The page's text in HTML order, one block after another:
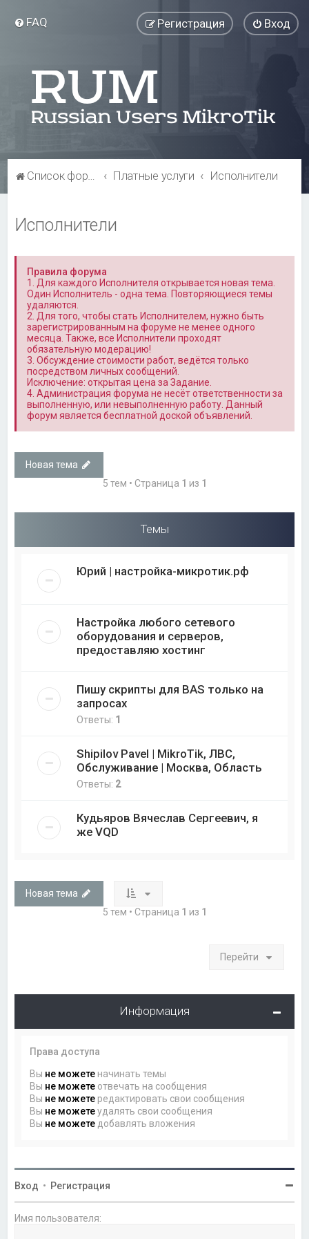
FAQ Вход
Регистрация
Список форумов Платные услуги Исполнители
Исполнители
Правила форума
1. Для каждого Исполнителя открывается новая тема.
Один Исполнитель - одна тема. Повторяющиеся темы
удаляются.
2. Для того, чтобы стать Исполнителем, нужно быть
зарегистрированным на форуме не менее одного
месяца. Также, все Исполнители проходят
обязательную модерацию!
3. Обсуждение стоимости работ, ведётся только
посредством личных сообщений.
Исключение: открытая цена за Задание.
4. Администрация форума не несёт ответственности за
выполненную, или невыполненную работу. Данный
форум является бесплатной доской объявлений.
Новая тема
5 тем • Страница 1 из 1
Темы
Юрий | настройка-микротик.рф
Настройка любого сетевого
оборудования и серверов,
предоставляю хостинг
Пишу скрипты для BAS только на
запросах
Ответы: 1
Shipilov Pavel | MikroTik, ЛВС,
Обслуживание | Москва, Область
Ответы: 2
Кудьяров Вячеслав Сергеевич, я
же VQD
Новая тема
5 тем • Страница 1 из 1
Перейти
Информация
Права доступа
Вы не можете начинать темы
Вы не можете отвечать на сообщения
Вы не можете редактировать свои сообщения
Вы не можетеудалять свои сообщения
Вы не можете добавлять вложения
Вход • Регистрация
Имя пользователя: